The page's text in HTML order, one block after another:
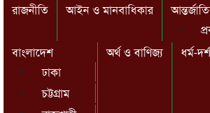
রাজনীতি আইন ও মানবাধিকার
বাংলাদেশ
ঢাকা
চট্টগ্রাম
অর্থ ও বাণিজ্য ধর্ম-